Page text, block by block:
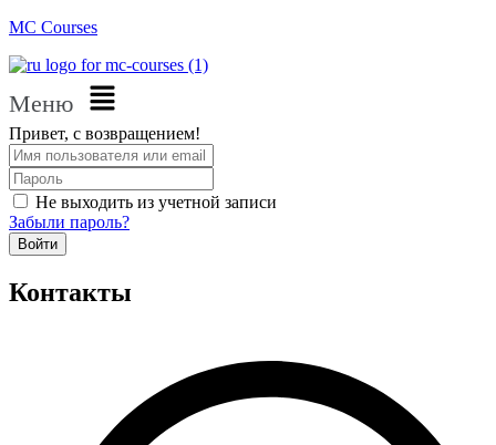
MC Courses
Меню
Привет, с возвращением!
Не выходить из учетной записи
Забыли пароль?
Войти
Контакты